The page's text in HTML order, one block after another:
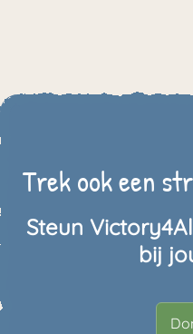
Trek ook een
Steun
bij